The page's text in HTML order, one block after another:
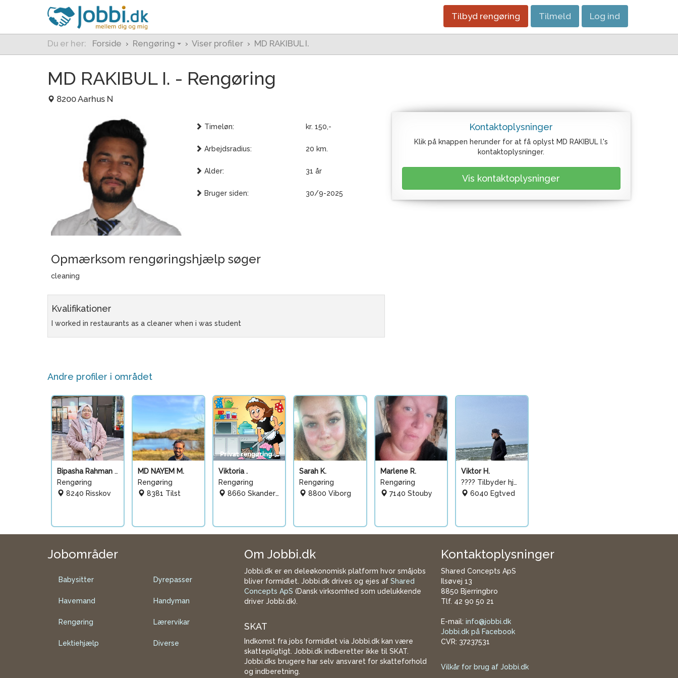
Tilbyd rengøring Tilmeld Log ind
Du er her: Forside › Rengøring › Viser profiler › MD RAKIBUL I.
MD RAKIBUL I. - Rengøring
8200 Aarhus N
Timeløn: kr. 150,-
Arbejdsradius: 20 km.
Alder: 31 år
Bruger siden: 30/9-2025
Opmærksom rengøringshjælp søger
cleaning
Kvalifikationer
I worked in restaurants as a cleaner when i was student
Kontaktoplysninger
Klik på knappen herunder for at få oplyst MD RAKIBUL I.'s
kontaktoplysninger.
Vis kontaktoplysninger
Andre profiler i området
Bipasha Rahman P.
Rengøring
8240 Risskov
MD NAYEM M.
Rengøring
8381 Tilst
Viktoria .
Rengøring
8660 Skanderborg
Sarah K.
Rengøring
8800 Viborg
Marlene R.
Rengøring
7140 Stouby
Viktor H.
???? Tilbyder hjælp med
6040 Egtved
Jobområder
Babysitter
Havemand
Rengøring
Lektiehjælp
Dyrepasser
Handyman
Lærervikar
Diverse
Om Jobbi.dk
Jobbi.dk er en deleøkonomisk platform hvor småjobs
bliver formidlet. Jobbi.dk drives og ejes af Shared
Concepts ApS (Dansk virksomhed som udelukkende
driver Jobbi.dk).
SKAT
Indkomst fra jobs formidlet via Jobbi.dk kan være
skattepligtigt. Jobbi.dk indberetter ikke til SKAT.
Jobbi.dks brugere har selv ansvaret for skatteforhold
og indberetning.
Kontaktoplysninger
Shared Concepts ApS
Ilsøvej 13
8850 Bjerringbro
Tlf. 42 90 50 21
E-mail: info@jobbi.dk
Jobbi.dk på Facebook
CVR: 37237531
Vilkår for brug af Jobbi.dk